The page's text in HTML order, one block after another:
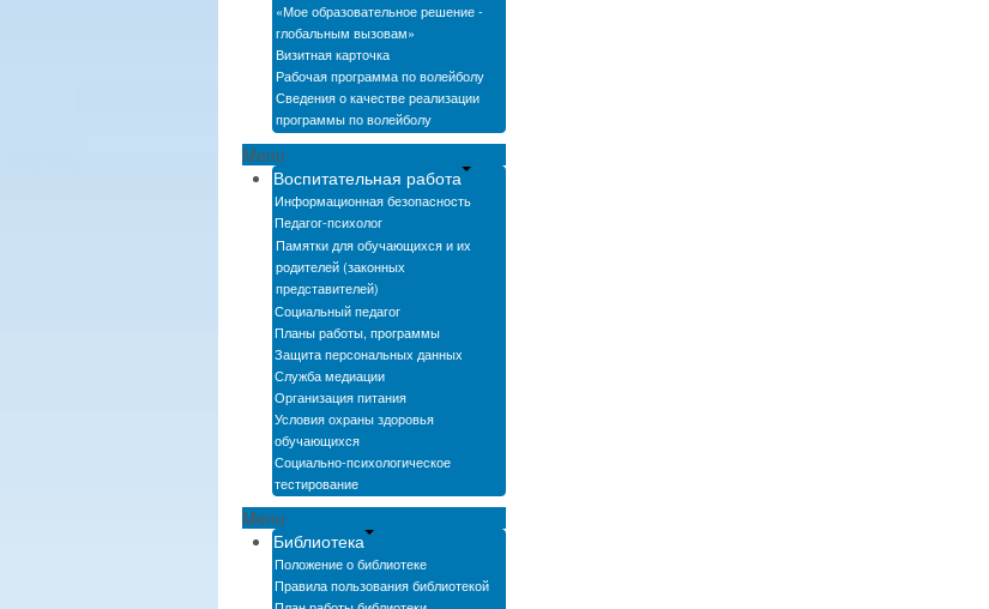
«Мое образовательное решение -
глобальным вызовам»
Визитная карточка
Рабочая программа по волейболу
Сведения о качестве реализации
программы по волейболу
Menu
Воспитательная работа
Информационная безопасность
Педагог-психолог
Памятки для обучающихся и их
родителей (законных
представителей)
Социальный педагог
Планы работы, программы
Защита персональных данных
Служба медиации
Организация питания
Условия охраны здоровья
обучающихся
Социально-психологическое
тестирование
Menu
Библиотека
Положение о библиотеке
Правила пользования библиотекой